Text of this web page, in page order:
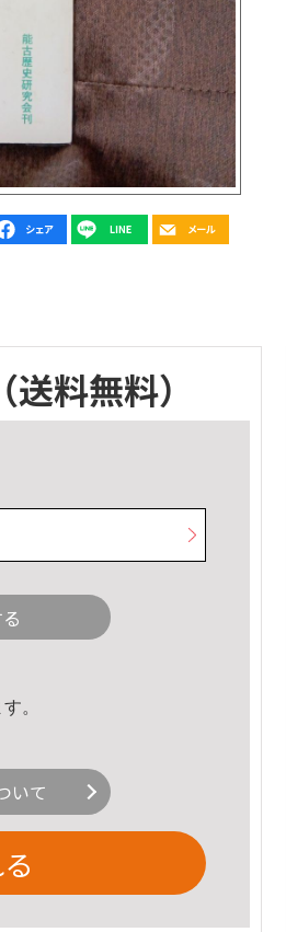
（送料無料）
。
いて